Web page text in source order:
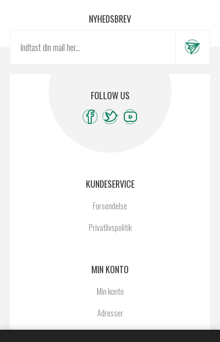
NYHEDSBREV
FOLLOW US
KUNDESERVICE
Forsendelse
Privatlivspolitik
MIN KONTO
Min konto
Adresser